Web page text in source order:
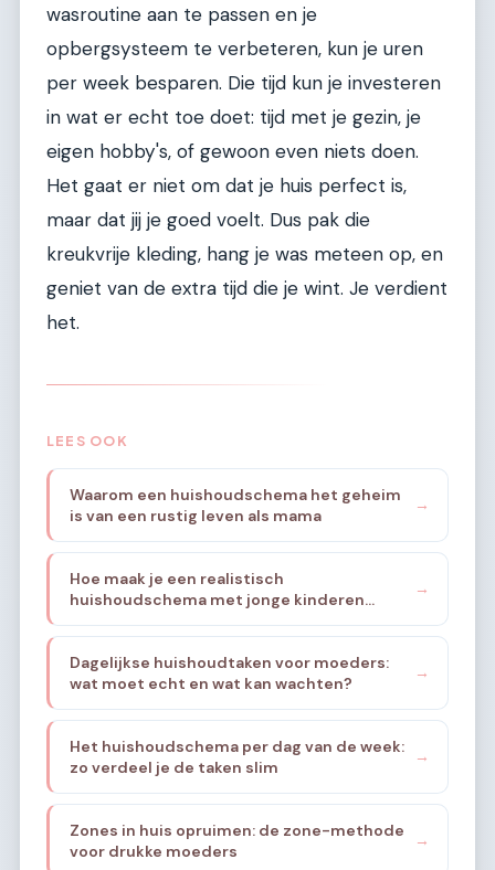
wasroutine aan te passen en je
opbergsysteem te verbeteren, kun je uren
per week besparen. Die tijd kun je investeren
in wat er echt toe doet: tijd met je gezin, je
eigen hobby's, of gewoon even niets doen.
Het gaat er niet om dat je huis perfect is,
maar dat jij je goed voelt. Dus pak die
kreukvrije kleding, hang je was meteen op, en
geniet van de extra tijd die je wint. Je verdient
het.
LEES OOK
Waarom een huishoudschema het geheim
is van een rustig leven als mama
→
Hoe maak je een realistisch
huishoudschema met jonge kinderen
thuis?
→
Dagelijkse huishoudtaken voor moeders:
wat moet echt en wat kan wachten?
→
Het huishoudschema per dag van de week:
zo verdeel je de taken slim
→
Zones in huis opruimen: de zone-methode
voor drukke moeders
→